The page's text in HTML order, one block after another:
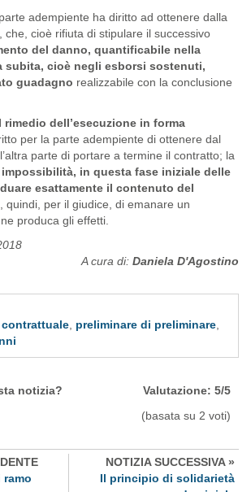
adempiente ha diritto ad ottenere dalla
che, cioè rifiuta di stipulare il successivo
del danno, quantificabile nella
subita, cioè negli esborsi sostenuti,
guadagno realizzabile con la conclusione
dell’esecuzione in forma
per la parte adempiente di ottenere dal
parte di portare a termine il contratto; la
impossibilità, in questa fase iniziale delle
esattamente il contenuto del
, quindi, per il giudice, di emanare un
produca gli effetti.
A cura di: Daniela D'Agostino
preliminare di preliminare
notizia? Valutazione: 5/5
(basata su 2 voti)
NOTIZIA SUCCESSIVA »
Il principio di solidarietà